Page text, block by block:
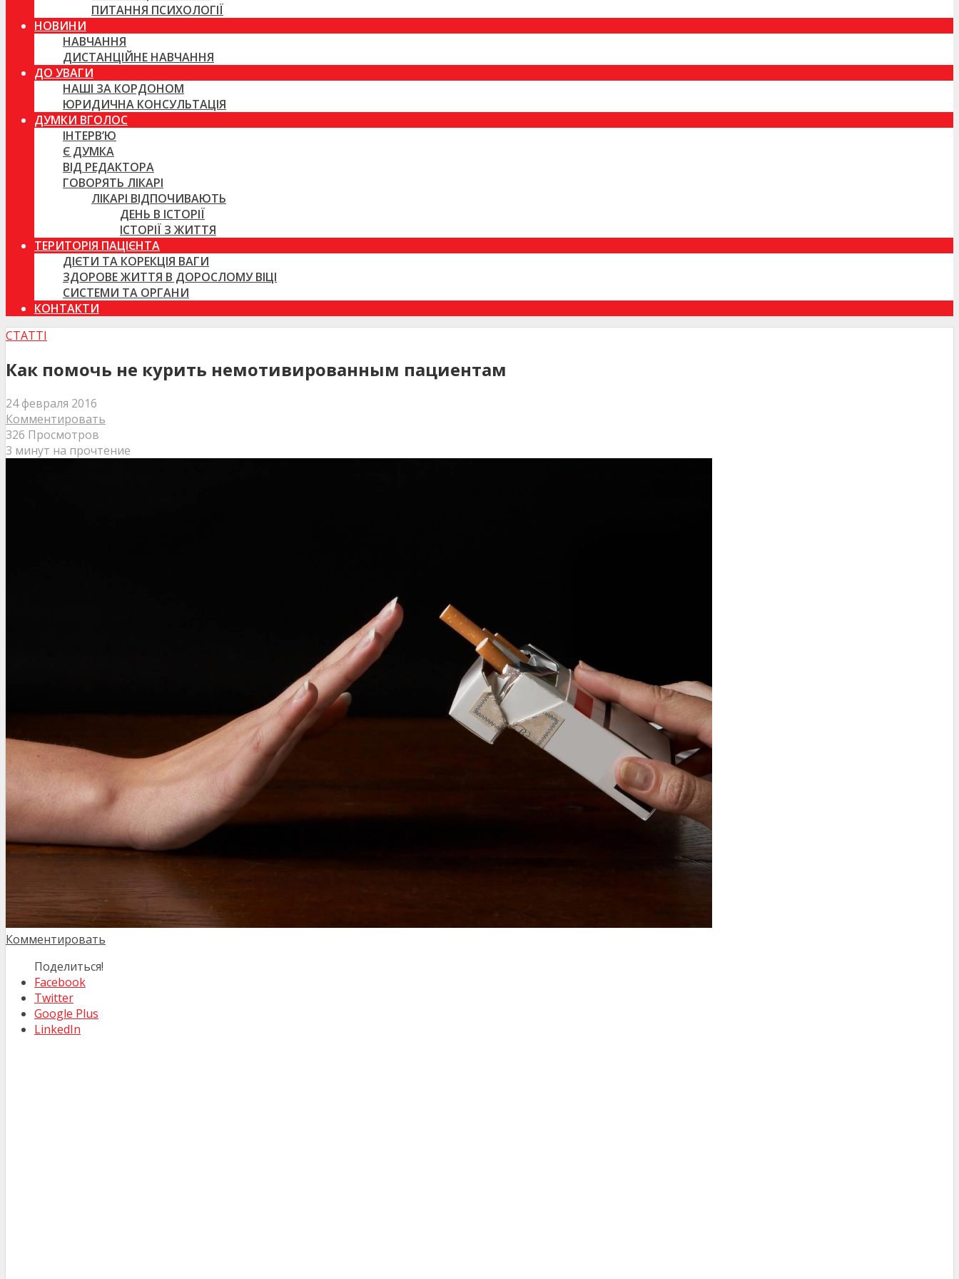
ПИТАННЯ ПСИХОЛОГІЇ
НОВИНИ
НАВЧАННЯ
ДИСТАНЦІЙНЕ НАВЧАННЯ
ДО УВАГИ
НАШІ ЗА КОРДОНОМ
ЮРИДИЧНА КОНСУЛЬТАЦІЯ
ДУМКИ ВГОЛОС
ІНТЕРВ’Ю
Є ДУМКА
ВІД РЕДАКТОРА
ГОВОРЯТЬ ЛІКАРІ
ЛІКАРІ ВІДПОЧИВАЮТЬ
ДЕНЬ В ІСТОРІЇ
ІСТОРІЇ З ЖИТТЯ
ТЕРИТОРІЯ ПАЦІЄНТА
ДІЄТИ ТА КОРЕКЦІЯ ВАГИ
ЗДОРОВЕ ЖИТТЯ В ДОРОСЛОМУ ВІЦІ
СИСТЕМИ ТА ОРГАНИ
КОНТАКТИ
СТАТТІ
Как помочь не курить немотивированным пациентам
24 февраля 2016
Комментировать
326 Просмотров
3 минут на прочтение
Комментировать
Поделиться!
Facebook
Twitter
Google Plus
LinkedIn